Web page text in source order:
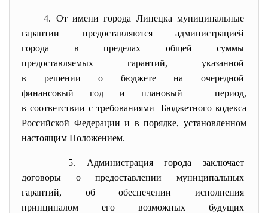
4. От имени города Липецкамуниципальные
гарантии предоставляются администрацией
города в пределах общей суммы
предоставляемых гарантий, указанной
в решении о бюджете на очередной
финансовый год и плановый период,
в соответствии с требованиями Бюджетного кодекса
Российской Федерации и в порядке, установленном
настоящим Положением.
5. Администрация городазаключает
договоры о предоставлении муниципальных
гарантий, об обеспечении исполнения
принципалом его возможных будущих